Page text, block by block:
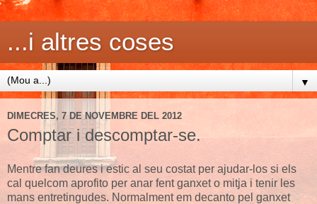
...i altres coses
▼
DIMECRES, 7 DE NOVEMBRE DEL 2012
Comptar i descomptar-se.
Mentre fan deures i estic al seu costat per ajudar-los si els
cal quelcom aprofito per anar fent ganxet o mitja i tenir les
mans entretingudes. Normalment em decanto pel ganxet